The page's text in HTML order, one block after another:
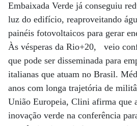
Embaixada Verde já conseguiu
luz do edifício, reaproveitando
painéis fotovoltaicos para gerar
Às vésperas da Rio+20, veio
que pode ser disseminada para
italianas que atuam no Brasil.
anos com longa trajetória de
União Europeia, Clini afirma que
inovação verde na conferência